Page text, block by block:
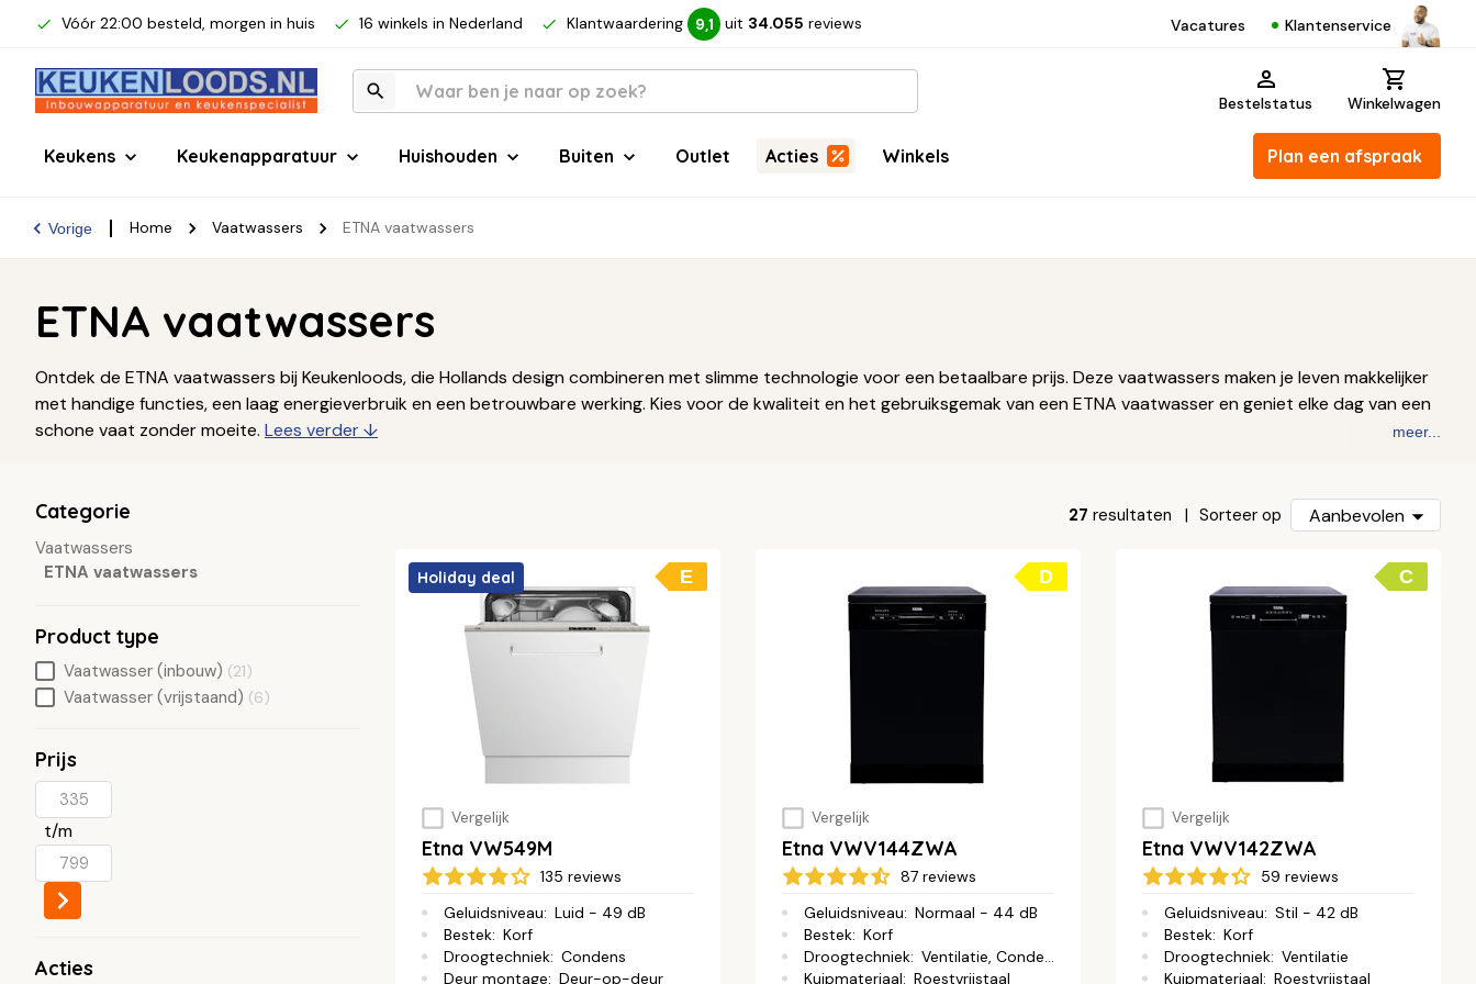
Vóór 22:00 besteld, morgen in huis 16 winkels in Nederland Klantwaardering 9,1 uit 34.055 reviews Vacatures Klantenservice
Bestelstatus Winkelwagen
Keukens Keukenapparatuur Huishouden Buiten Outlet Acties Winkels Plan een afspraak
Vorige Home Vaatwassers ETNA vaatwassers
ETNA vaatwassers
Ontdek de ETNA vaatwassers bij Keukenloods, die Hollands design combineren met slimme technologie voor een betaalbare prijs. Deze vaatwassers maken je leven makkelijker
met handige functies, een laag energieverbruik en een betrouwbare werking. Kies voor de kwaliteit en het gebruiksgemak van een ETNA vaatwasser en geniet elke dag van een
schone vaat zonder moeite. Lees verder ↓ meer...
27 resultaten Sorteer op Aanbevolen
E
Holiday deal
Vergelijk
Etna VW549M
135 reviews
Geluidsniveau: Luid - 49 dB
Bestek: Korf
Droogtechniek: Condens
Deur montage: Deur-op-deur
D
Vergelijk
Etna VWV144ZWA
87 reviews
Geluidsniveau: Normaal - 44 dB
Bestek: Korf
Droogtechniek: Ventilatie, Condens
Kuipmateriaal: Roestvrijstaal
C
Vergelijk
Etna VWV142ZWA
59 reviews
Geluidsniveau: Stil - 42 dB
Bestek: Korf
Droogtechniek: Ventilatie
Kuipmateriaal: Roestvrijstaal
Categorie
Vaatwassers
ETNA vaatwassers
Product type
Vaatwasser (inbouw) (21)
Vaatwasser (vrijstaand) (6)
Prijs
t/m
Acties